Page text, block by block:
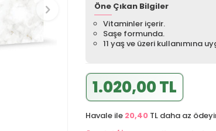
Öne Çıkan Bilgiler
Vitaminler içerir.
Saşe formunda.
11 yaş ve üzeri kullanımına
1.020,00 TL
Havale ile 20,40 TL daha az